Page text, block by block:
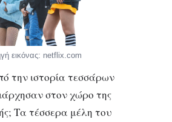
εικόνας: netflix.com
την ιστορία τεσσάρων
στον χώρο της
Τα τέσσερα μέλη του